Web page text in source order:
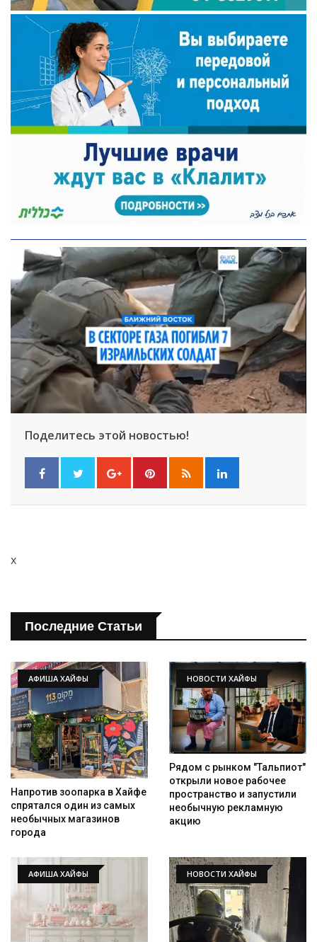
Поделитесь этой новостью!
x
Последние Статьи
АФИША ХАЙФЫ
Напротив зоопарка в Хайфе
спрятался один из самых
необычных магазинов
города
НОВОСТИ ХАЙФЫ
Рядом с рынком "Тальпиот"
открыли новое рабочее
пространство и запустили
необычную рекламную
акцию
АФИША ХАЙФЫ НОВОСТИ ХАЙФЫ